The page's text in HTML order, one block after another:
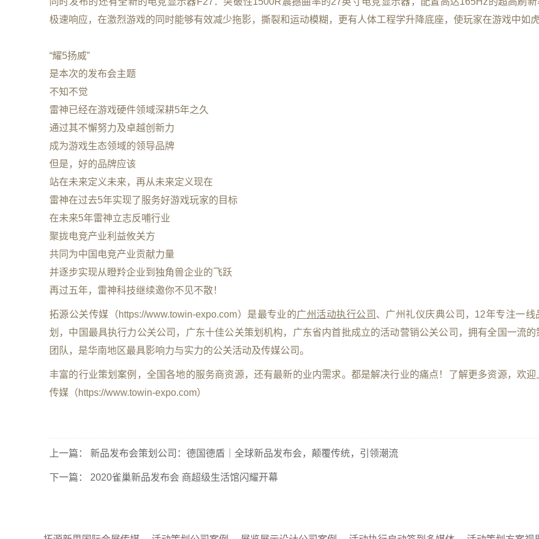
极速响应，在激烈游戏的同时能够有效减少拖影，撕裂和运动模糊，更有人体工程学升降底座，使玩家在游戏中如虎
“耀5扬威”
是本次的发布会主题
不知不觉
雷神已经在游戏硬件领域深耕5年之久
通过其不懈努力及卓越创新力
成为游戏生态领域的领导品牌
但是，好的品牌应该
站在未来定义未来，再从未来定义现在
雷神在过去5年实现了服务好游戏玩家的目标
在未来5年雷神立志反哺行业
聚拢电竞产业利益攸关方
共同为中国电竞产业贡献力量
并逐步实现从瞪羚企业到独角兽企业的飞跃
再过五年，雷神科技继续邀你不见不散！
拓源公关传媒（https://www.towin-expo.com）是最专业的广州活动执行公司 、广州礼仪庆典公司，12年专注一线
划，中国最具执行力公关公司，广东十佳公关策划机构，广东省内首批成立的活动营销公关公司，拥有全国一流的
团队，是华南地区最具影响力与实力的公关活动及传媒公司。
丰富的行业策划案例，全国各地的服务商资源，还有最新的业内需求。都是解决行业的痛点！了解更多资源，欢迎
传媒（https://www.towin-expo.com）
上一篇： 新品发布会策划公司：德国德盾｜全球新品发布会，颠覆传统，引领潮流
下一篇： 2020雀巢新品发布会 商超级生活馆闪耀开幕